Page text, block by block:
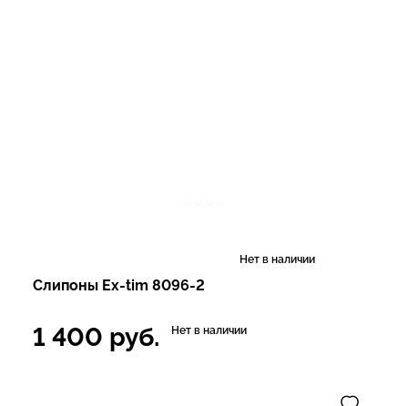
Нет в наличии
Слипоны Ex-tim 8096-2
1 400 руб. Нет в наличии